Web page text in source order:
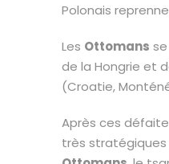
Polonais
Les Ottomans
de la Hongrie et
(Croatie,
Après ces
très